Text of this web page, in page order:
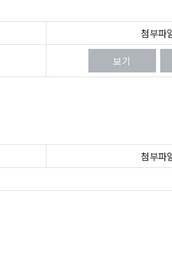
첨부파
보기
첨부파